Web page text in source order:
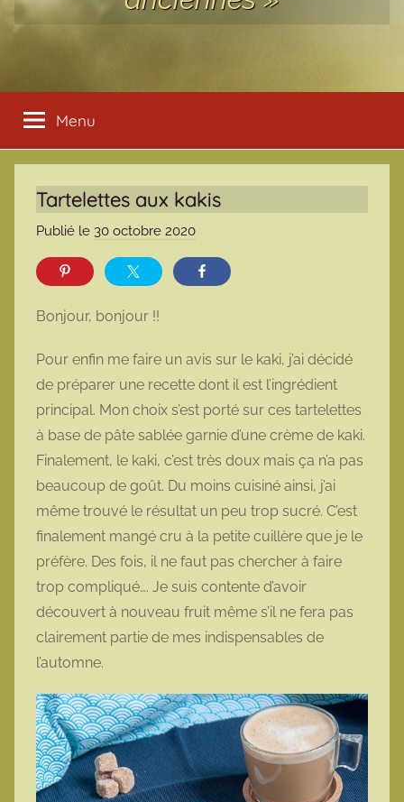
Menu
Tartelettes aux kakis
Publié le 30 octobre 2020
a
o
t
t
e
Bonjour, bonjour !!
Pour enfin me faire un avis sur le kaki, j’ai décidé
de préparer une recette dont il est l’ingrédient
principal. Mon choix s’est porté sur ces tartelettes
à base de pâte sablée garnie d’une crème de kaki.
Finalement, le kaki, c’est très doux mais ça n’a pas
beaucoup de goût. Du moins cuisiné ainsi, j’ai
même trouvé le résultat un peu trop sucré. C’est
finalement mangé cru à la petite cuillère que je le
préfère. Des fois, il ne faut pas chercher à faire
trop compliqué…. Je suis contente d’avoir
découvert à nouveau fruit même s’il ne fera pas
clairement partie de mes indispensables de
l’automne.